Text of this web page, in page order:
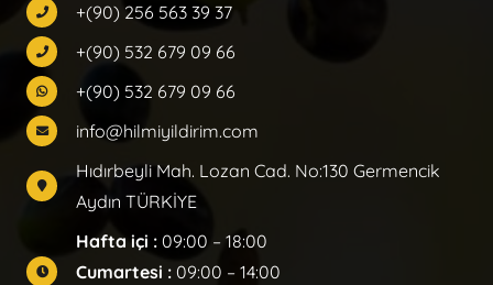
+(90) 256 563 39 37
+(90) 532 679 09 66
+(90) 532 679 09 66
info@hilmiyildirim.com
Hıdırbeyli Mah. Lozan Cad. No:130 Germencik
Aydın TÜRKİYE
Hafta içi : 09:00 – 18:00
Cumartesi : 09:00 – 14:00